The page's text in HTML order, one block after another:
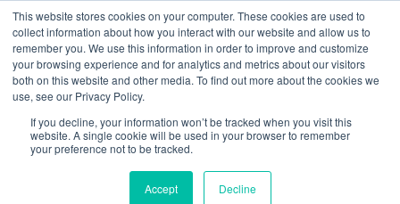
This website stores cookies on your computer. These cookies are used to
collect information about how you interact with our website and allow us to
remember you. We use this information in order to improve and customize
your browsing experience and for analytics and metrics about our visitors
both on this website and other media. To find out more about the cookies we
use, see our Privacy Policy.
If you decline, your information won’t be tracked when you visit this
website. A single cookie will be used in your browser to remember
your preference not to be tracked.
Accept Decline
contenu
NOUVELLE FLOTTE : bancs de charge 3.5 MW / MVA
disponible,plus d’information ici.
CONTACT
Toggle
Services associés
Secteurs et solutions